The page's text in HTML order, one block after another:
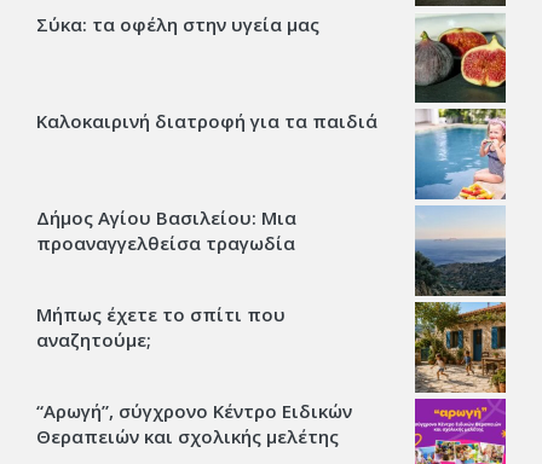
Σύκα: τα οφέλη στην υγεία μας
Καλοκαιρινή διατροφή για τα παιδιά
Δήμος Αγίου Βασιλείου: Μια
προαναγγελθείσα τραγωδία
Μήπως έχετε το σπίτι που
αναζητούμε;
“Αρωγή”, σύγχρονο Κέντρο Ειδικών
Θεραπειών και σχολικής μελέτης